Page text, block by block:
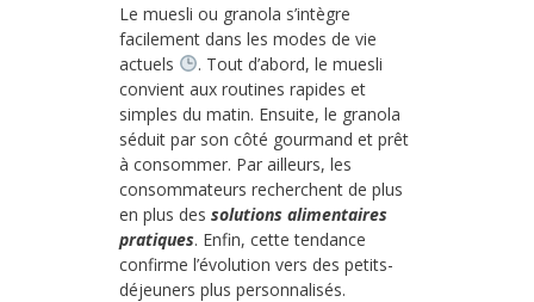
Le muesli ou granola s’intègre
facilement dans les modes de vie
actuels
. Tout d’abord, le muesli
convient aux routines rapides et
simples du matin. Ensuite, le granola
séduit par son côté gourmand et prêt
à consommer. Par ailleurs, les
consommateurs recherchent de plus
en plus des solutions alimentaires
pratiques. Enfin, cette tendance
confirme l’évolution vers des petits-
déjeuners plus personnalisés.